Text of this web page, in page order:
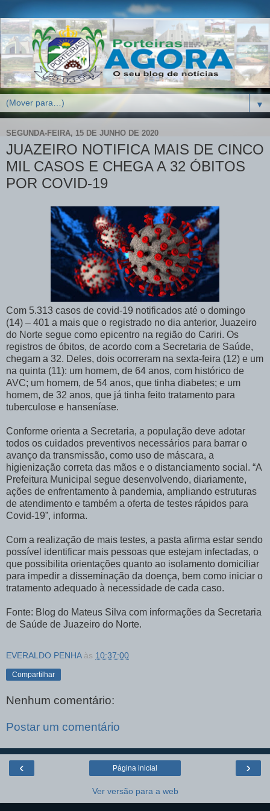
▼
SEGUNDA-FEIRA, 15 DE JUNHO DE 2020
JUAZEIRO NOTIFICA MAIS DE CINCO
MIL CASOS E CHEGA A 32 ÓBITOS
POR COVID-19
Com 5.313 casos de covid-19 notificados até o domingo
(14) – 401 a mais que o registrado no dia anterior, Juazeiro
do Norte segue como epicentro na região do Cariri. Os
registros de óbitos, de acordo com a Secretaria de Saúde,
chegam a 32. Deles, dois ocorreram na sexta-feira (12) e um
na quinta (11): um homem, de 64 anos, com histórico de
AVC; um homem, de 54 anos, que tinha diabetes; e um
homem, de 32 anos, que já tinha feito tratamento para
tuberculose e hanseníase.
Conforme orienta a Secretaria, a população deve adotar
todos os cuidados preventivos necessários para barrar o
avanço da transmissão, como uso de máscara, a
higienização correta das mãos e o distanciamento social. “A
Prefeitura Municipal segue desenvolvendo, diariamente,
ações de enfrentamento à pandemia, ampliando estruturas
de atendimento e também a oferta de testes rápidos para
Covid-19”, informa.
Com a realização de mais testes, a pasta afirma estar sendo
possível identificar mais pessoas que estejam infectadas, o
que possibilita orientações quanto ao isolamento domiciliar
para impedir a disseminação da doença, bem como iniciar o
tratamento adequado à necessidade de cada caso.
Fonte: Blog do Mateus Silva com informações da Secretaria
de Saúde de Juazeiro do Norte.
EVERALDO PENHA às 10:37:00
Compartilhar
Nenhum comentário:
Postar um comentário
‹ ›
Página inicial
Ver versão para a web